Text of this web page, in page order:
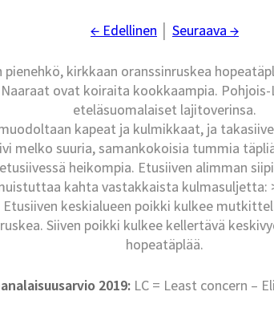
← Edellinen Seuraava →
kirkkaan oranssinruskea
ovat koiraita kookkaampia.
eteläsuomalaiset lajitoverinsa.
kapeat ja kulmikkaat, ja
melko suuria, samankokoisia tummia
heikompia. Etusiiven alimman
kahta vastakkaista kulmasuljetta:
keskialueen poikki kulkee
Siiven poikki kulkee kellertävä
hopeatäplää.
2019: LC = Least concern –